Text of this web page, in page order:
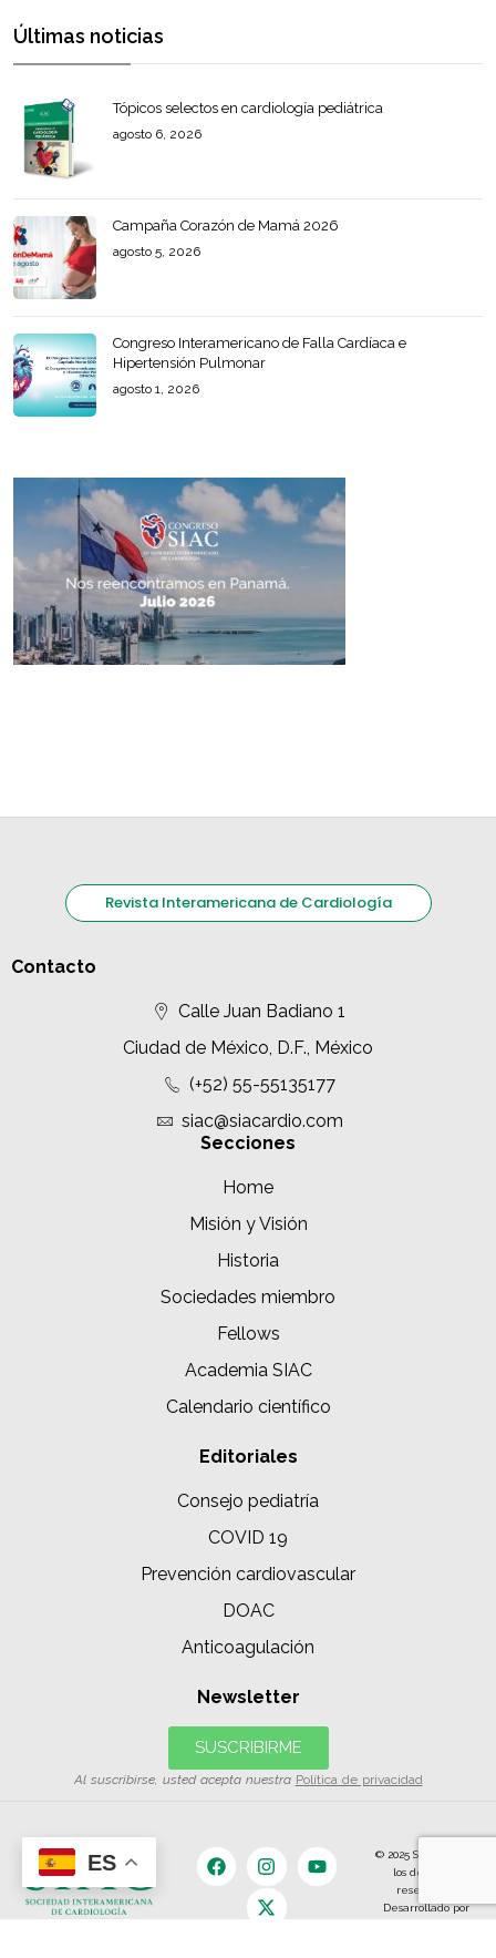
Últimas noticias
Tópicos selectos en cardiología pediátrica
agosto 6, 2026
Campaña Corazón de Mamá 2026
agosto 5, 2026
Congreso Interamericano de Falla Cardíaca e
Hipertensión Pulmonar
agosto 1, 2026
Revista Interamericana de Cardiología
Contacto
Calle Juan Badiano 1
Ciudad de México, D.F., México
(+52) 55-55135177
siac@siacardio.com
Secciones
Home
Misión y Visión
Historia
Sociedades miembro
Fellows
Academia SIAC
Calendario científico
Editoriales
Consejo pediatría
COVID 19
Prevención cardiovascular
DOAC
Anticoagulación
Newsletter
SUSCRIBIRME
Al suscribirse, usted acepta nuestra Política de privacidad
© 2025 SIAC | Todos
los derechos
reservados.
Desarrollado por
ES